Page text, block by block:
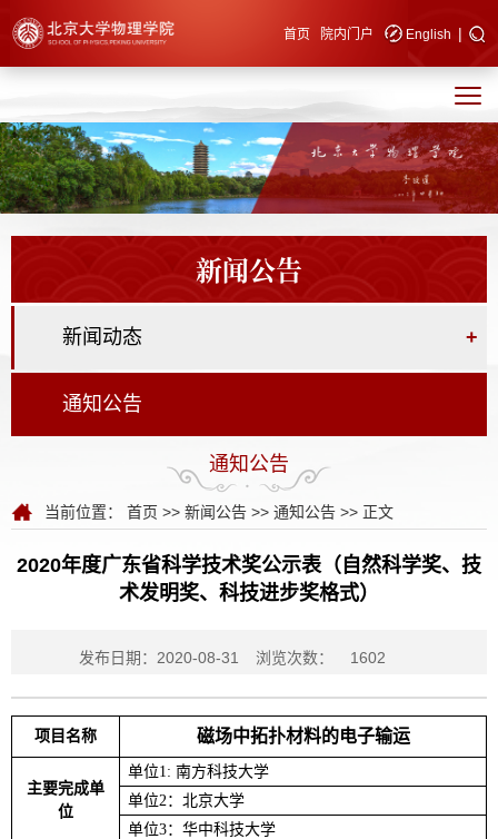
快速导航 首页 院内门户 English |
新闻公告
新闻动态 +
通知公告
通知公告
当前位置： 首页 >> 新闻公告 >> 通知公告 >> 正文
2020年度广东省科学技术奖公示表（自然科学奖、技
术发明奖、科技进步奖格式）
发布日期：2020-08-31 浏览次数： 1602
项目名称 磁场中拓扑材料的电子输运
主要完成单
位
单位1: 南方科技大学
单位2：北京大学
单位3：华中科技大学